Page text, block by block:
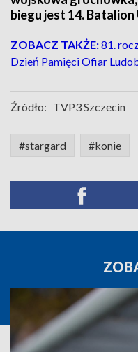
biegu jest 14. Batalion
ZOBACZ TAKŻE:81.
Dzień Pamięci Ofiar
Źródło: TVP3 Szczecin
#stargard #konie